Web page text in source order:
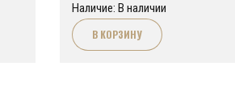
Наличие: В наличии
В КОРЗИНУ